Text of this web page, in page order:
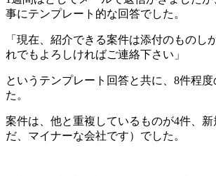
事にテンプレート的な回答でした。
「現在、紹介できる案件は添付のものし
れでもよろしければご連絡下さい」
というテンプレート回答と共に、8件程
た。
案件は、他と重複しているものが4件、
だ、マイナーな会社です）でした。